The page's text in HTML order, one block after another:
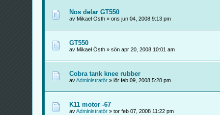
Nos delar GT550
av Mikael Östh » ons jun 04, 2008 9:13 pm
GT550
av Mikael Östh » sön apr 20, 2008 10:01 am
Cobra tank knee rubber
avAdministratör » lör feb 09, 2008 5:28 pm
K11 motor -67
avAdministratör » tor feb 07, 2008 11:22 pm